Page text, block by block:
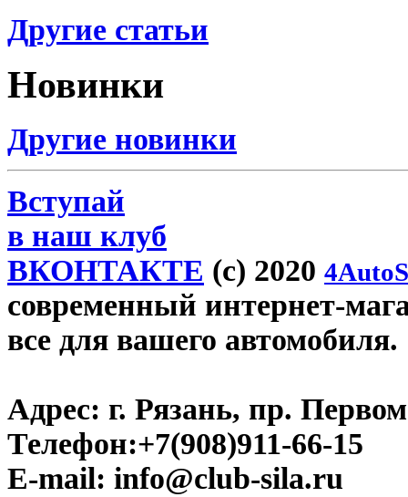
Другие статьи
Новинки
Другие новинки
Вступай
в наш клуб
ВКОНТАКТЕ (c) 2020
современный интернет-
все для вашего автомобиля.
Адрес: г. Рязань, пр.
Телефон:+7(908)911-66-15
E-mail: info@club-sila.ru